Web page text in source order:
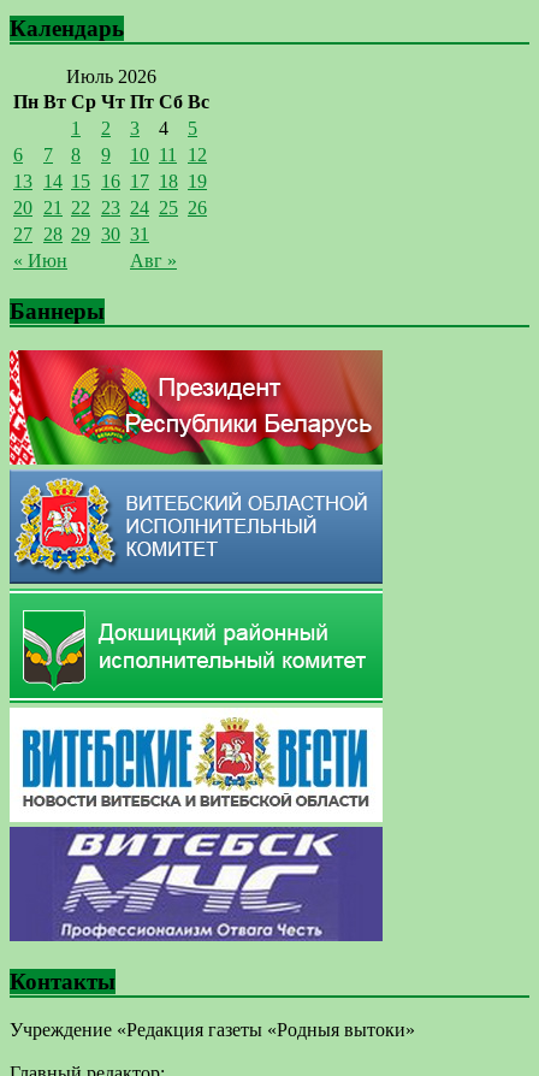
Календарь
Июль 2026
Пн Вт Ср Чт Пт Сб Вс
« Июн Авг »
1 2 3 4
5
6
7 8 9 10 11
12
13 14 15 16 17 18 19
20 21 22 23 24 25 26
27 28 29 30 31
Баннеры
Контакты
Учреждение «Редакция газеты «Родныя вытоки»